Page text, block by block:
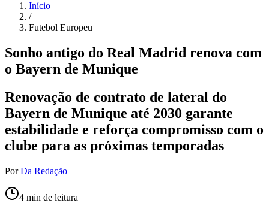
Início
/
Futebol Europeu
Sonho antigo do Real Madrid renova com
o Bayern de Munique
Renovação de contrato de lateral do
Bayern de Munique até 2030 garante
estabilidade e reforça compromisso com o
clube para as próximas temporadas
Por Da Redação
4 min de leitura